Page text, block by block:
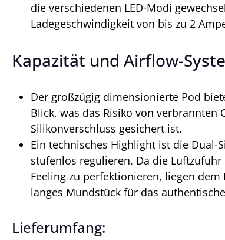
die verschiedenen LED-Modi
Ladegeschwindigkeit von bis zu 2
Kapazität und Airflow-
Der großzügig dimensionierte Pod
Blick, was das Risiko von
Silikonverschluss gesichert ist.
Ein technisches Highlight ist die Dual-
stufenlos regulieren. Da die
Feeling zu perfektionieren, liegen
langes Mundstück für das
Lieferumfang: